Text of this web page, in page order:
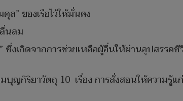
” ของเรือไว้ให้มั่นคง
นลม
งเกิดจากการช่วยเหลือผู้อื่นให้ผ่านอุปสรรค
บุญกิริยาวัตถุ 10 เรื่อง การสั่งสอนให้ความรู้